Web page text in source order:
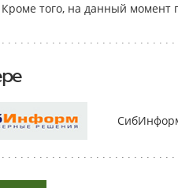
того, на данный